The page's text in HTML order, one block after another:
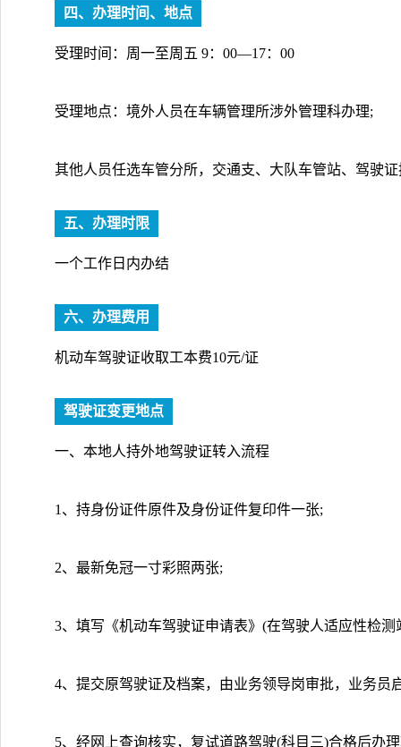
四、办理时间、地点
受理时间：周一至周五 9：00—17：00
受理地点：境外人员在车辆管理所涉外管理科办理;
其他人员任选车管分所，交通支、大队车管站、驾驶
五、办理时限
一个工作日内办结
六、办理费用
机动车驾驶证收取工本费10元/证
驾驶证变更地点
一、本地人持外地驾驶证转入流程
1、持身份证件原件及身份证件复印件一张;
2、最新免冠一寸彩照两张;
3、填写《机动车驾驶证申请表》(在驾驶人适应性检测
4、提交原驾驶证及档案，由业务领导岗审批，业务员
5、经网上查询核实，复试道路驾驶(科目三)合格后办